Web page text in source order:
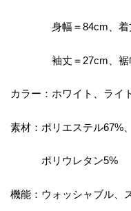
身幅＝84cm、着丈
袖丈＝27cm、裾
カラー：ホワイト、ライ
素材：ポリエステル67%
ポリウレタン5%
機能：ウォッシャブル、